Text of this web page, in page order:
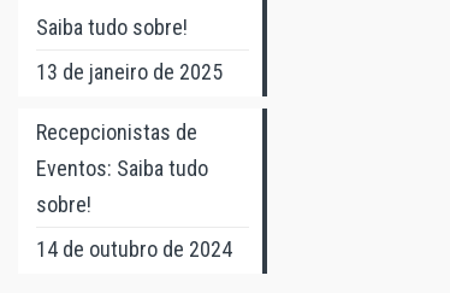
Saiba tudo sobre!
13 de janeiro de 2025
Recepcionistas de
Eventos: Saiba tudo
sobre!
14 de outubro de 2024